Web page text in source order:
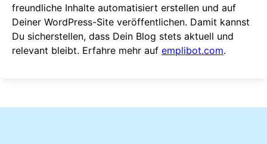
freundliche Inhalte automatisiert erstellen und auf
Deiner WordPress-Site veröffentlichen. Damit kannst
Du sicherstellen, dass Dein Blog stets aktuell und
relevant bleibt. Erfahre mehr auf emplibot.com.